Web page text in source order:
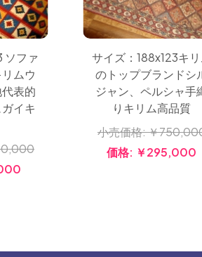
ソファ
ムウ
表的
イキ
サイズ：188x123キリ
のトップブランドシ
ジャン、ペルシャ手
りキリム高品質
小売価格:￥
価格: ￥295,000